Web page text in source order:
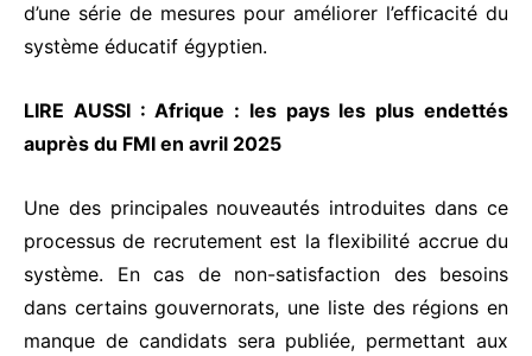
d’une série de mesures pour améliorer l’efficacité du
système éducatif égyptien.
LIRE AUSSI :Afrique : les pays les plus endettés
auprès du FMI en avril 2025
Une des principales nouveautés introduites dans ce
processus de recrutement est la flexibilité accrue du
système. En cas de non-satisfaction des besoins
dans certains gouvernorats, une liste des régions en
manque de candidats sera publiée, permettant aux